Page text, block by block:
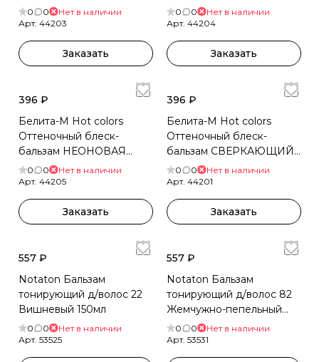
ЖЕМЧУГ 90г
0 0
Нет в наличии
Арт. 44203
Заказать
РОЗА 90г
0 0
Нет в наличии
Арт. 44204
Заказать
396 ₽
Белита-М Hot colors
Оттеночный блеск-
бальзам НЕОНОВАЯ
ФУКСИЯ 90г
0 0
Нет в наличии
Арт. 44205
Заказать
396 ₽
Белита-М Hot colors
Оттеночный блеск-
бальзам СВЕРКАЮЩИЙ
ГРАФИ 90г
0 0
Нет в наличии
Арт. 44201
Заказать
557 ₽
Notaton Бальзам
тонирующий д/волос 22
Вишневый 150мл
0 0
Нет в наличии
Арт. 53525
557 ₽
Notaton Бальзам
тонирующий д/волос 82
Жемчужно-пепельный
150мл
0 0
Нет в наличии
Арт. 53531